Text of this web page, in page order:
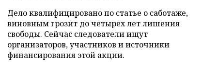
Дело квалифицировано по статье о саботаже,
виновным грозит до четырех лет лишения
свободы. Сейчас следователи ищут
организаторов, участников и источники
финансирования этой акции.